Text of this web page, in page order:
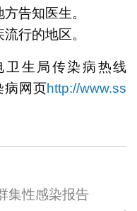
告知医生。
行的地区。
卫生局传染病热线
病网页http://www.ss
集性感染报告